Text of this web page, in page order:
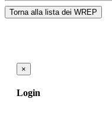
Torna alla lista dei WREP
×
Login